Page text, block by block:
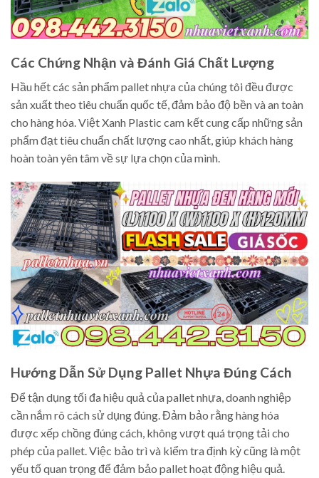
Các Chứng Nhận và Đánh Giá Chất Lượng
Hầu hết các sản phẩm pallet nhựa của chúng tôi đều được
sản xuất theo tiêu chuẩn quốc tế, đảm bảo độ bền và an toàn
cho hàng hóa. Việt Xanh Plastic cam kết cung cấp những sản
phẩm đạt tiêu chuẩn chất lượng cao nhất, giúp khách hàng
hoàn toàn yên tâm về sự lựa chọn của mình.
Hướng Dẫn Sử Dụng Pallet Nhựa Đúng Cách
Để tận dụng tối đa hiệu quả của pallet nhựa, doanh nghiệp
cần nắm rõ cách sử dụng đúng. Đảm bảo rằng hàng hóa
được xếp chồng đúng cách, không vượt quá trọng tải cho
phép của pallet. Việc bảo trì và kiểm tra định kỳ cũng là một
yếu tố quan trọng để đảm bảo pallet hoạt động hiệu quả.